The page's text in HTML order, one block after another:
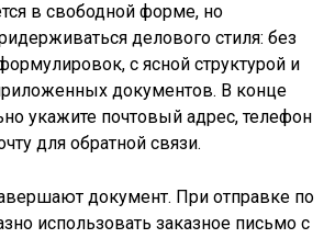
в свободной форме, но
делового стиля: без
с ясной структурой и
документов. В конце
укажите почтовый адрес, телефон
для обратной связи.
документ. При отправке по
использовать заказное письмо с